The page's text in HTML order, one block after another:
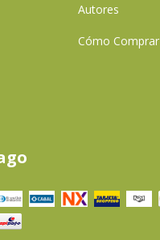
Autores
Cómo Comprar